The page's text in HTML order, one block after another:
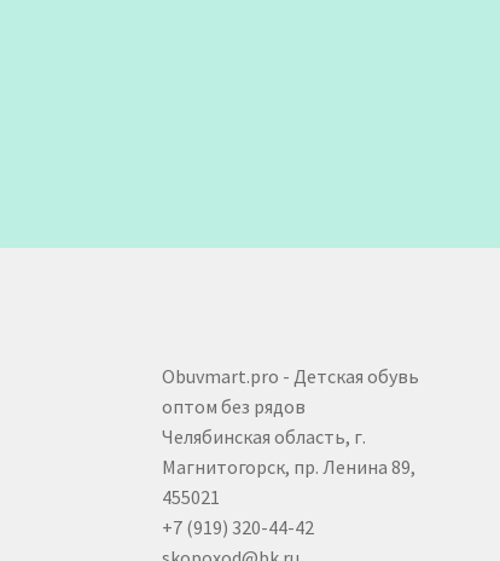
Obuvmart.pro - Детская обувь
оптом без рядов
Челябинская область, г.
Магнитогорск, пр. Ленина 89,
455021
+7 (919) 320-44-42